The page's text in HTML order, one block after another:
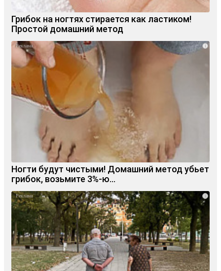
Грибок на ногтях стирается как ластиком!
Простой домашний метод
i
Ногти будут чистыми! Домашний метод убьет
грибок, возьмите 3%-ю…
i